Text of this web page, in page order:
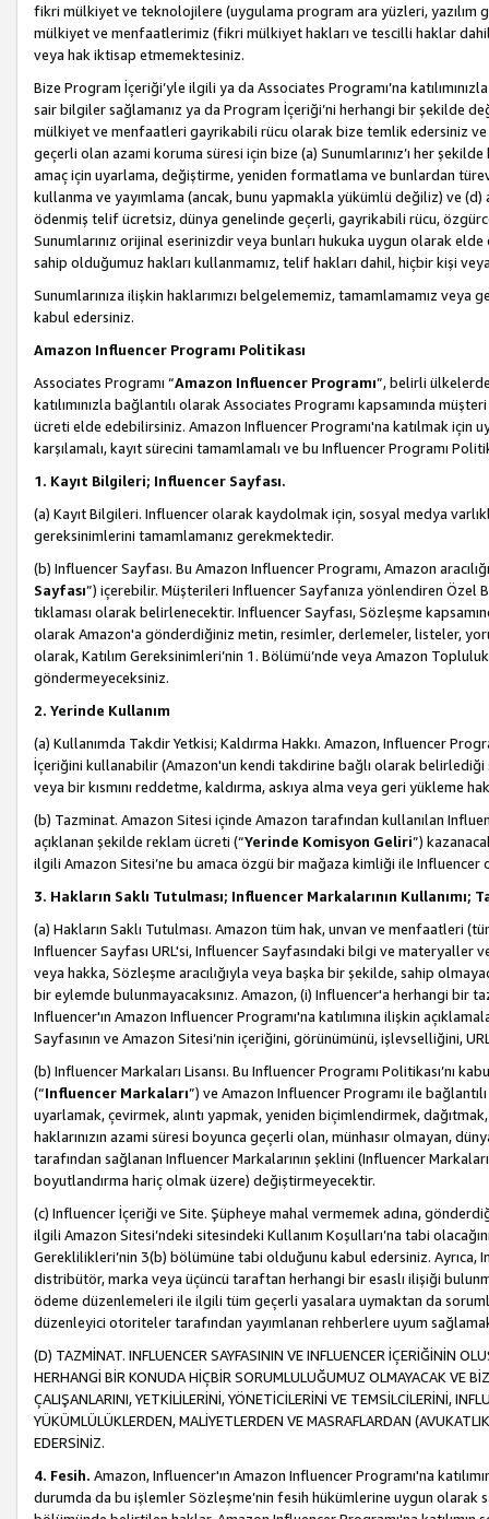
fikri mülkiyet ve teknolojilere (uygulama program ara yüzleri,
mülkiyet ve menfaatlerimiz (fikri mülkiyet hakları ve tescilli haklar
veya hak iktisap etmemektesiniz.
Bize Program İçeriği’yle ilgili ya da Associates Programı’na
sair bilgiler sağlamanız ya da Program İçeriği’ni herhangi bir şekilde
mülkiyet ve menfaatleri gayrikabili rücu olarak bize temlik edersiniz ve
geçerli olan azami koruma süresi için bize (a) Sunumlarınız’ı her
amaç için uyarlama, değiştirme, yeniden formatlama ve bunlardan türev
kullanma ve yayımlama (ancak, bunu yapmakla yükümlü değiliz) ve
ödenmiş telif ücretsiz, dünya genelinde geçerli, gayrikabili rücu,
Sunumlarınız orijinal eserinizdir veya bunları hukuka uygun olarak
sahip olduğumuz hakları kullanmamız, telif hakları dahil, hiçbir kişi
Sunumlarınıza ilişkin haklarımızı belgelememiz, tamamlamamız
kabul edersiniz.
Amazon Influencer Programı Politikası
Associates Programı “Amazon Influencer Programı”, belirli
katılımınızla bağlantılı olarak Associates Programı kapsamında
ücreti elde edebilirsiniz. Amazon Influencer Programı'na katılmak için
karşılamalı, kayıt sürecini tamamlamalı ve bu Influencer Programı
1. Kayıt Bilgileri; Influencer Sayfası.
(a) Kayıt Bilgileri. Influencer olarak kaydolmak için, sosyal medya
gereksinimlerini tamamlamanız gerekmektedir.
(b) Influencer Sayfası. Bu Amazon Influencer Programı, Amazon
Sayfası”) içerebilir. Müşterileri Influencer Sayfanıza yönlendiren Özel
tıklaması olarak belirlenecektir. Influencer Sayfası, Sözleşme
olarak Amazon'a gönderdiğiniz metin, resimler, derlemeler, listeler,
olarak, Katılım Gereksinimleri’nin 1. Bölümü’nde veya Amazon
göndermeyeceksiniz.
2. Yerinde Kullanım
(a) Kullanımda Takdir Yetkisi; Kaldırma Hakkı. Amazon, Influencer
İçeriğini kullanabilir (Amazon'un kendi takdirine bağlı olarak belirlediği
veya bir kısmını reddetme, kaldırma, askıya alma veya geri yükleme
(b) Tazminat. Amazon Sitesi içinde Amazon tarafından kullanılan
açıklanan şekilde reklam ücreti (“Yerinde Komisyon Geliri”)
ilgili Amazon Sitesi’ne bu amaca özgü bir mağaza kimliği ile Influencer
3. Hakların Saklı Tutulması; Influencer Markalarının Kullanımı;
(a) Hakların Saklı Tutulması. Amazon tüm hak, unvan ve menfaatleri
Influencer Sayfası URL'si, Influencer Sayfasındaki bilgi ve materyaller
veya hakka, Sözleşme aracılığıyla veya başka bir şekilde, sahip
bir eylemde bulunmayacaksınız. Amazon, (i) Influencer'a herhangi bir
Influencer'ın Amazon Influencer Programı'na katılımına ilişkin
Sayfasının ve Amazon Sitesi’nin içeriğini, görünümünü, işlevselliğini,
(b) Influencer Markaları Lisansı. Bu Influencer Programı Politikası’nı
(“Influencer Markaları”) ve Amazon Influencer Programı ile
uyarlamak, çevirmek, alıntı yapmak, yeniden biçimlendirmek,
haklarınızın azami süresi boyunca geçerli olan, münhasır olmayan,
tarafından sağlanan Influencer Markalarının şeklini (Influencer
boyutlandırma hariç olmak üzere) değiştirmeyecektir.
(c) Influencer İçeriği ve Site. Şüpheye mahal vermemek adına,
ilgili Amazon Sitesi’ndeki sitesindeki Kullanım Koşulları’na tabi
Gereklilikleri’nin 3(b) bölümüne tabi olduğunu kabul edersiniz. Ayrıca,
distribütör, marka veya üçüncü taraftan herhangi bir esaslı ilişiği
ödeme düzenlemeleri ile ilgili tüm geçerli yasalara uymaktan da
düzenleyici otoriteler tarafından yayımlanan rehberlere uyum
(D) TAZMİNAT. INFLUENCER SAYFASININ VE INFLUENCER İÇERİĞİNİN
HERHANGİ BİR KONUDA HİÇBİR SORUMLULUĞUMUZ OLMAYACAK VE
ÇALIŞANLARINI, YETKİLİLERİNİ, YÖNETİCİLERİNİ VE TEMSİLCİLERİNİ,
YÜKÜMLÜLÜKLERDEN, MALİYETLERDEN VE MASRAFLARDAN
EDERSİNİZ.
4. Fesih. Amazon, Influencer'ın Amazon Influencer Programı'na
durumda da bu işlemler Sözleşme’nin fesih hükümlerine uygun olarak